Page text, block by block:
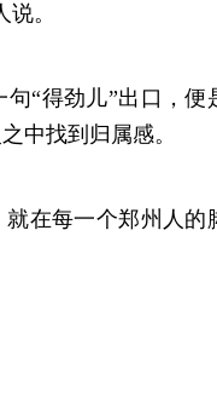
。
“得劲儿”出口，便
中找到归属感。
在每一个郑州人的